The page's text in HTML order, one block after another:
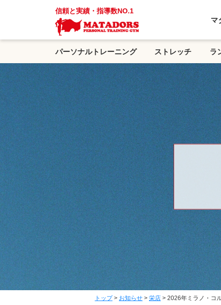
信頼と実績・指導数NO.1
マ
パーソナルトレーニング ストレッチ ラ
トップ> お知らせ > 栄店 > 2026年ミラノ・コ